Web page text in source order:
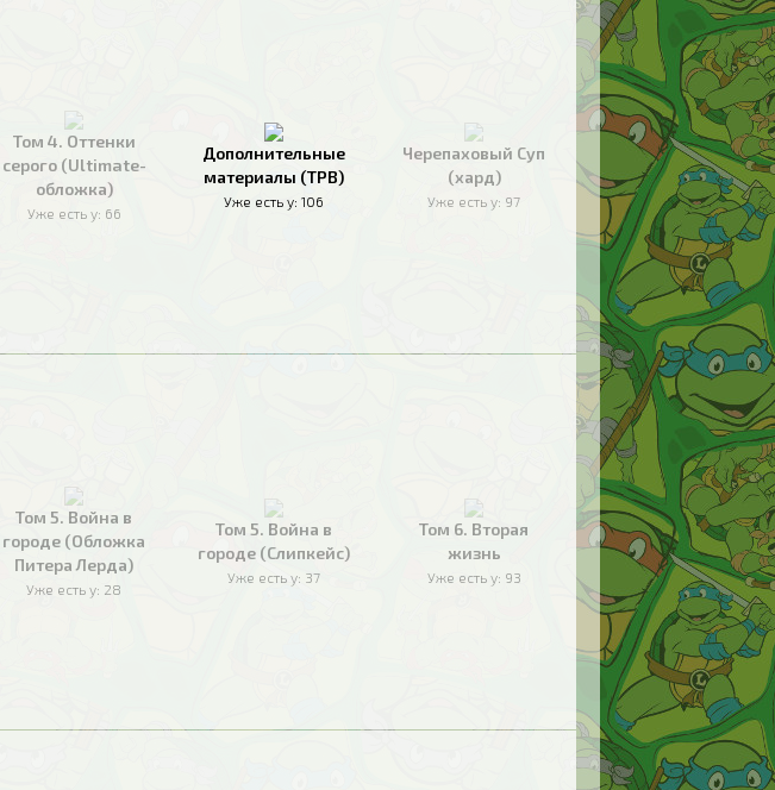
Том 4. Оттенки
серого (Ultimate-
обложка)
Уже есть у: 66
Дополнительные
материалы (TPB)
Уже есть у: 106
Черепаховый Суп
(хард)
Уже есть у: 97
Том 5. Война в
городе (Обложка
Питера Лерда)
Уже есть у: 28
Том 5. Война в
городе (Слипкейс)
Уже есть у: 37
Том 6. Вторая
жизнь
Уже есть у: 93